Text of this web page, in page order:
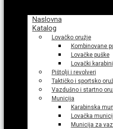
Naslovna
Katalog
Lovačko oružje
Kombinovane
Lovačke puške
Lovački karabini
Pištolji i revolveri
Taktičko i sportsko
Vazdušno i startno
Municija
Karabinska
Lovačka
Municija za